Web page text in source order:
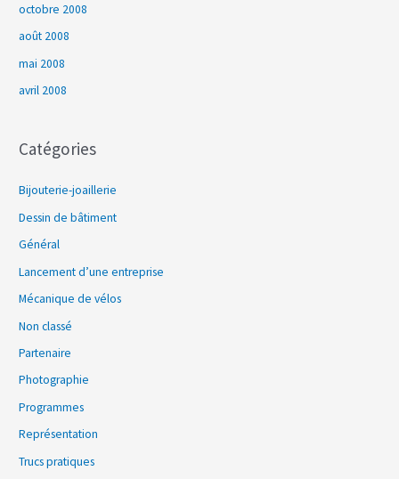
octobre 2008
août 2008
mai 2008
avril 2008
Catégories
Bijouterie-joaillerie
Dessin de bâtiment
Général
Lancement d’une entreprise
Mécanique de vélos
Non classé
Partenaire
Photographie
Programmes
Représentation
Trucs pratiques